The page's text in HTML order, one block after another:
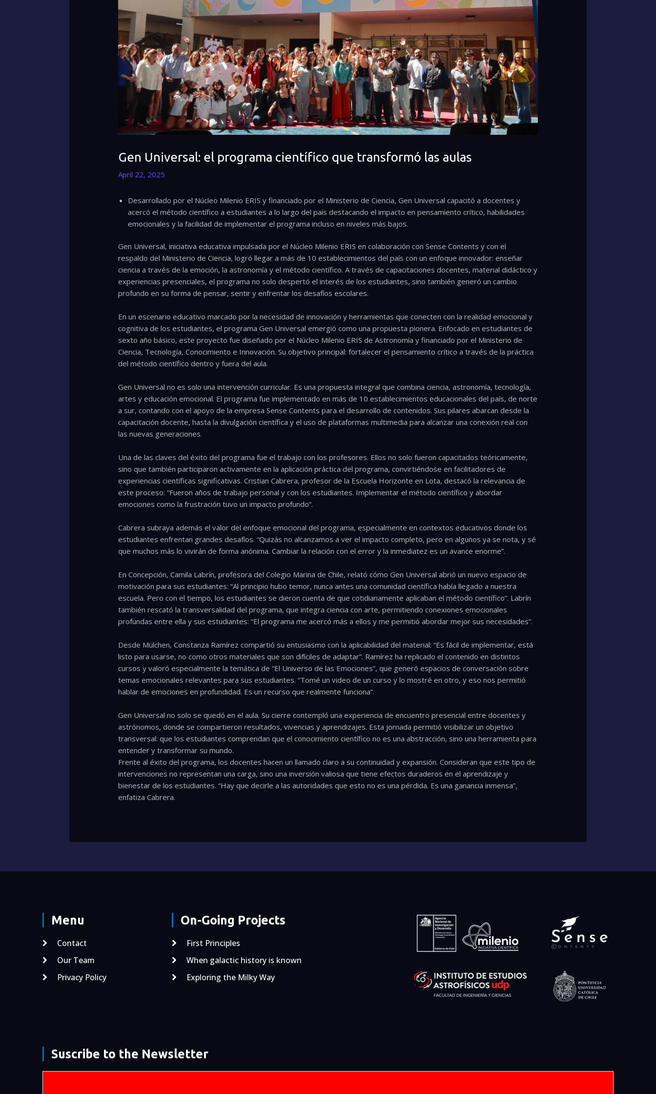
Gen Universal: el programa científico que transformó las aulas
April 22, 2025
Desarrollado por el Núcleo Milenio ERIS y financiado por el Ministerio de Ciencia, Gen Universal capacitó a docentes y
acercó el método científico a estudiantes a lo largo del país destacando el impacto en pensamiento crítico, habilidades
emocionales y la facilidad de implementar el programa incluso en niveles más bajos.
Gen Universal, iniciativa educativa impulsada por el Núcleo Milenio ERIS en colaboración con Sense Contents y con el
respaldo del Ministerio de Ciencia, logró llegar a más de 10 establecimientos del país con un enfoque innovador: enseñar
ciencia a través de la emoción, la astronomía y el método científico. A través de capacitaciones docentes, material didáctico y
experiencias presenciales, el programa no solo despertó el interés de los estudiantes, sino también generó un cambio
profundo en su forma de pensar, sentir y enfrentar los desafíos escolares.
En un escenario educativo marcado por la necesidad de innovación y herramientas que conecten con la realidad emocional y
cognitiva de los estudiantes, el programa Gen Universal emergió como una propuesta pionera. Enfocado en estudiantes de
sexto año básico, este proyecto fue diseñado por el Núcleo Milenio ERIS de Astronomía y financiado por el Ministerio de
Ciencia, Tecnología, Conocimiento e Innovación. Su objetivo principal: fortalecer el pensamiento crítico a través de la práctica
del método científico dentro y fuera del aula.
Gen Universal no es solo una intervención curricular. Es una propuesta integral que combina ciencia, astronomía, tecnología,
artes y educación emocional. El programa fue implementado en más de 10 establecimientos educacionales del país, de norte
a sur, contando con el apoyo de la empresa Sense Contents para el desarrollo de contenidos. Sus pilares abarcan desde la
capacitación docente, hasta la divulgación científica y el uso de plataformas multimedia para alcanzar una conexión real con
las nuevas generaciones.
Una de las claves del éxito del programa fue el trabajo con los profesores. Ellos no solo fueron capacitados teóricamente,
sino que también participaron activamente en la aplicación práctica del programa, convirtiéndose en facilitadores de
experiencias científicas significativas. Cristian Cabrera, profesor de la Escuela Horizonte en Lota, destacó la relevancia de
este proceso: “Fueron años de trabajo personal y con los estudiantes. Implementar el método científico y abordar
emociones como la frustración tuvo un impacto profundo”.
Cabrera subraya además el valor del enfoque emocional del programa, especialmente en contextos educativos donde los
estudiantes enfrentan grandes desafíos. “Quizás no alcanzamos a ver el impacto completo, pero en algunos ya se nota, y sé
que muchos más lo vivirán de forma anónima. Cambiar la relación con el error y la inmediatez es un avance enorme”.
En Concepción, Camila Labrín, profesora del Colegio Marina de Chile, relató cómo Gen Universal abrió un nuevo espacio de
motivación para sus estudiantes: “Al principio hubo temor, nunca antes una comunidad científica había llegado a nuestra
escuela. Pero con el tiempo, los estudiantes se dieron cuenta de que cotidianamente aplicaban el método científico”. Labrín
también rescató la transversalidad del programa, que integra ciencia con arte, permitiendo conexiones emocionales
profundas entre ella y sus estudiantes: “El programa me acercó más a ellos y me permitió abordar mejor sus necesidades”.
Desde Mülchen, Constanza Ramírez compartió su entusiasmo con la aplicabilidad del material: “Es fácil de implementar, está
listo para usarse, no como otros materiales que son difíciles de adaptar”. Ramírez ha replicado el contenido en distintos
cursos y valoró especialmente la temática de “El Universo de las Emociones”, que generó espacios de conversación sobre
temas emocionales relevantes para sus estudiantes. “Tomé un video de un curso y lo mostré en otro, y eso nos permitió
hablar de emociones en profundidad. Es un recurso que realmente funciona”.
Gen Universal no solo se quedó en el aula. Su cierre contempló una experiencia de encuentro presencial entre docentes y
astrónomos, donde se compartieron resultados, vivencias y aprendizajes. Esta jornada permitió visibilizar un objetivo
transversal: que los estudiantes comprendan que el conocimiento científico no es una abstracción, sino una herramienta para
entender y transformar su mundo.
Frente al éxito del programa, los docentes hacen un llamado claro a su continuidad y expansión. Consideran que este tipo de
intervenciones no representan una carga, sino una inversión valiosa que tiene efectos duraderos en el aprendizaje y
bienestar de los estudiantes. “Hay que decirle a las autoridades que esto no es una pérdida. Es una ganancia inmensa”,
enfatiza Cabrera.
Menu
Contact
Our Team
Privacy Policy
On-Going Projects
First Principles
When galactic history is known
Exploring the Milky Way
Suscribe to the Newsletter